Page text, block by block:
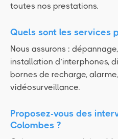
toutes nos prestations.
Quels sont les services
Nous assurons :
installation d’interphones,
bornes de recharge,
vidéosurveillance.
Proposez-vous des
Colombes ?